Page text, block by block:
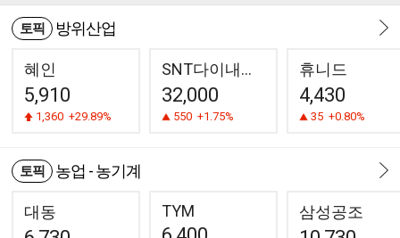
토픽 방위산업
혜인
5,910
1,360 +29.89%
SNT다이내믹스
32,000
550 +1.75%
휴니드
4,430
35 +0.80%
토픽 농업 - 농기계
대동 TYM 삼성공조